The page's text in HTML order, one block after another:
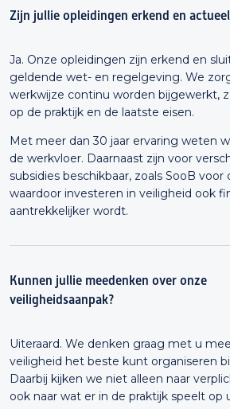
Zijn jullie opleidingen erkend en
Ja. Onze opleidingen zijn erkend en
geldende wet- en regelgeving. We
werkwijze continu worden bijgewerkt,
op de praktijk en de laatste eisen.
Met meer dan 30 jaar ervaring weten
de werkvloer. Daarnaast zijn voor
subsidies beschikbaar, zoals SooB
waardoor investeren in veiligheid ook
aantrekkelijker wordt.
Kunnen jullie meedenken over onze
veiligheidsaanpak?
Uiteraard. We denken graag met u
veiligheid het beste kunt organiseren
Daarbij kijken we niet alleen naar
ook naar wat er in de praktijk speelt op